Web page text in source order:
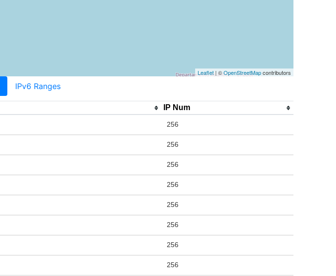
Leaflet| ©OpenStreetMapcontributors
IPv6 Ranges
IP Num
256
256
256
256
256
256
256
256